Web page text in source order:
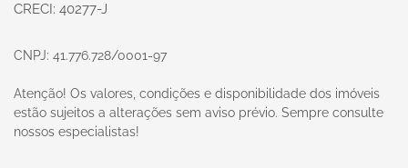
CRECI: 40277-J
CNPJ: 41.776.728/0001-97
Atenção! Os valores, condições e disponibilidade dos imóveis
estão sujeitos a alterações sem aviso prévio. Sempre consulte
nossos especialistas!